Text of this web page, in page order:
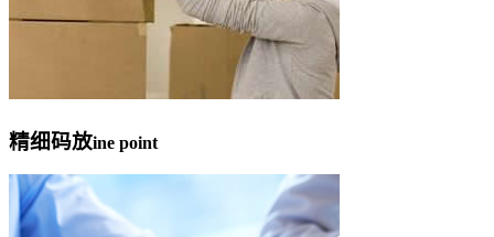
精细码放ine point